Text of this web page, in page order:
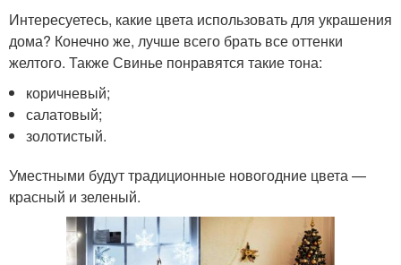
Интересуетесь, какие цвета использовать для украшения
дома? Конечно же, лучше всего брать все оттенки
желтого. Также Свинье понравятся такие тона:
коричневый;
салатовый;
золотистый.
Уместными будут традиционные новогодние цвета —
красный и зеленый.